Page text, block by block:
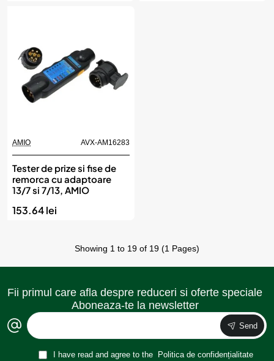
AMIO AVX-AM16283
Tester de prize si fise de
remorca cu adaptoare
13/7 si 7/13, AMIO
153.64 lei
Showing 1 to 19 of 19 (1 Pages)
Fii primul care afla despre reduceri si oferte speciale
Aboneaza-te la newsletter
Send
I have read and agree to the Politica de confidențialitate